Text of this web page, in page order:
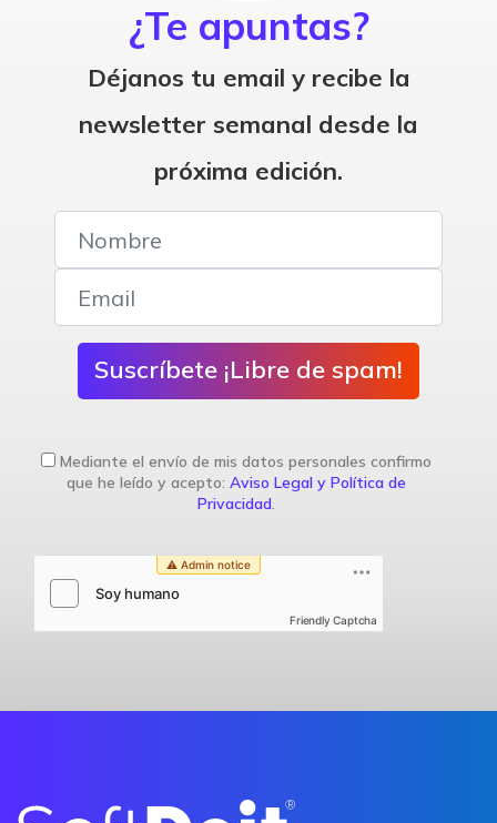
¿Te apuntas?
Déjanos tu email y recibe la
newsletter semanal desde la
próxima edición.
Suscríbete ¡Libre de spam!
Mediante el envío de mis datos personales confirmo
que he leído y acepto: Aviso Legal y Política de
Privacidad.
Friendly Captcha